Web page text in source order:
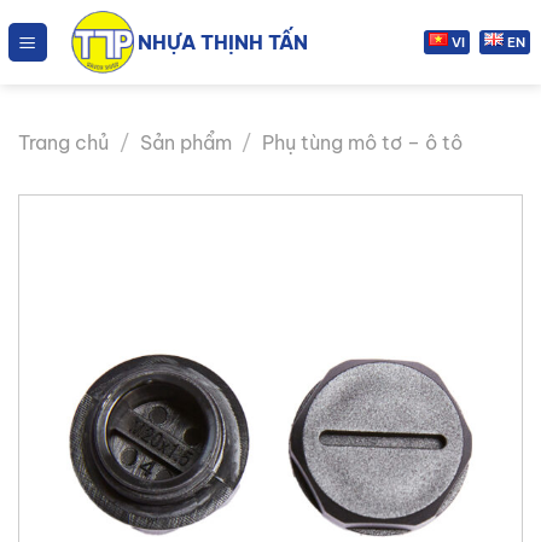
đến
NHỰA THỊNH TẤN VI EN
Trang chủ / Sản phẩm / Phụ tùng mô tơ – ô tô